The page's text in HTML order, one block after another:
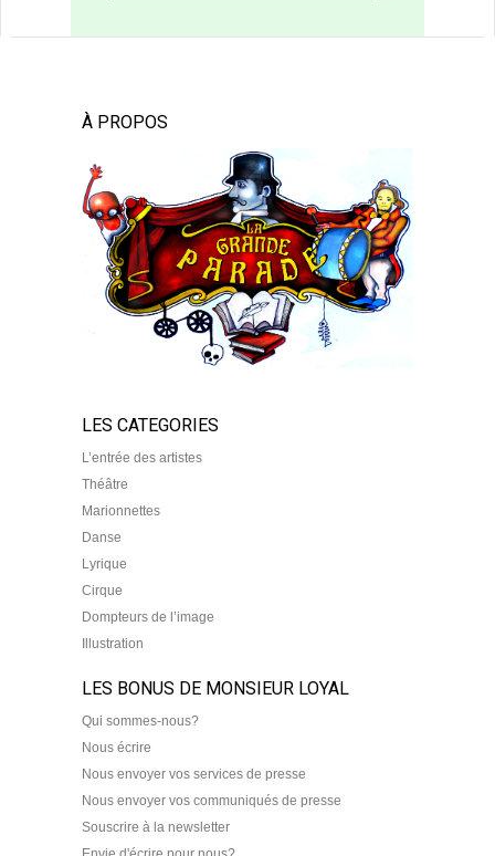
À PROPOS
LES CATEGORIES
L’entrée des artistes
Théâtre
Marionnettes
Danse
Lyrique
Cirque
Dompteurs de l’image
Illustration
LES BONUS DE MONSIEUR LOYAL
Qui sommes-nous?
Nous écrire
Nous envoyer vos services de presse
Nous envoyer vos communiqués de presse
Souscrire à la newsletter